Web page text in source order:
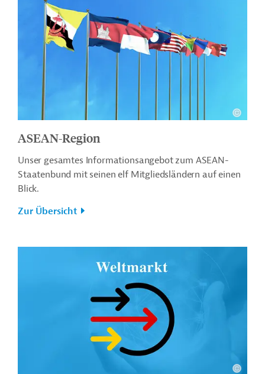
ASEAN-Region
Unser gesamtes Informationsangebot zum ASEAN-
Staatenbund mit seinen elf Mitgliedsländern auf einen
Blick.
Zur Übersicht